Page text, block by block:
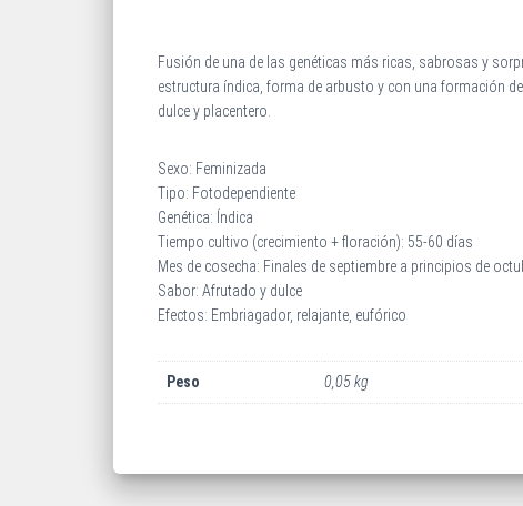
Fusión de una de las genéticas más ricas, sabrosas y
estructura índica, forma de arbusto y con una formación
dulce y placentero.
Sexo: Feminizada
Tipo: Fotodependiente
Genética: Índica
Tiempo cultivo (crecimiento + floración): 55-60 días
Mes de cosecha: Finales de septiembre a principios de
Sabor: Afrutado y dulce
Efectos: Embriagador, relajante, eufórico
Peso 0,05 kg